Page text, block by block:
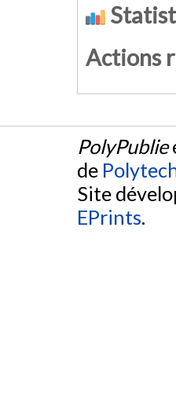
Actions
PolyPublie
de
Site
EPrints.